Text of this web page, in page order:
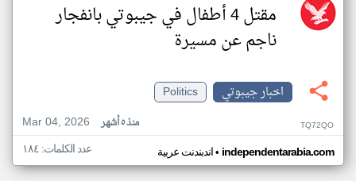
مقتل 4 أطفال في جيبوتي بانفجار
ناجم عن مسيرة
اخبار جيبوتي
Politics
Mar 04, 2026
منذ ٥ أشهر TQ72QO
اندبندنت عربية• independentarabia.com عدد الكلمات: ١٨٤